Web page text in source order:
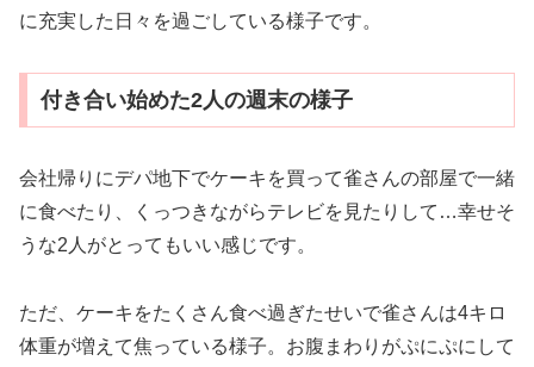
に充実した日々を過ごしている様子です。
付き合い始めた2人の週末の様子
会社帰りにデパ地下でケーキを買って雀さんの部屋で一緒
に食べたり、くっつきながらテレビを見たりして…幸せそ
うな2人がとってもいい感じです。
ただ、ケーキをたくさん食べ過ぎたせいで雀さんは4キロ
体重が増えて焦っている様子。お腹まわりがぷにぷにして